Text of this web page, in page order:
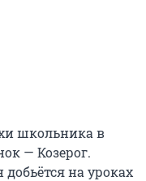
школьника в
— Козерог.
на уроках